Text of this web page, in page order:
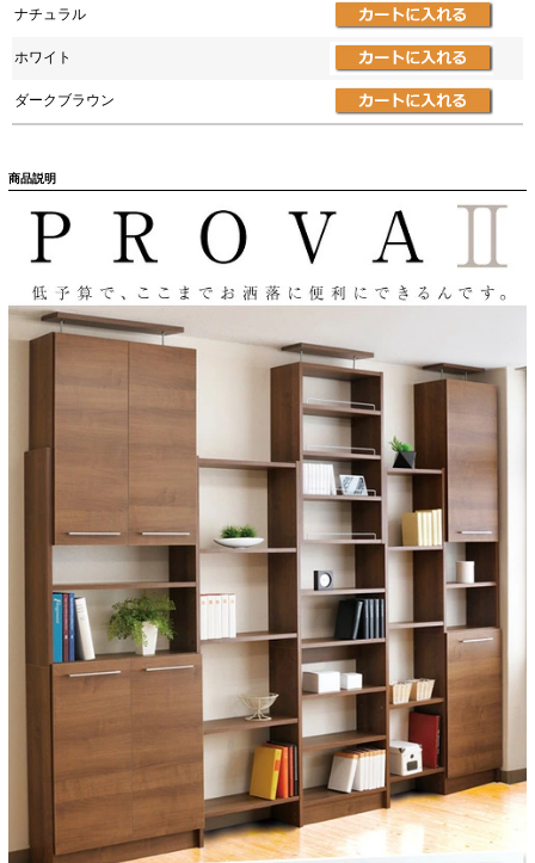
ナチュラル
ホワイト
ダークブラウン
商品説明